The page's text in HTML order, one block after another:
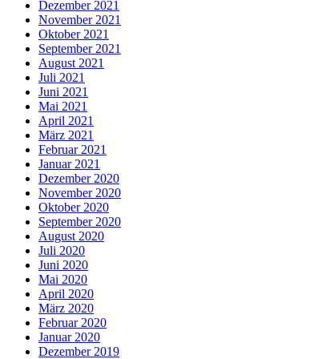
Dezember 2021
November 2021
Oktober 2021
September 2021
August 2021
Juli 2021
Juni 2021
Mai 2021
April 2021
März 2021
Februar 2021
Januar 2021
Dezember 2020
November 2020
Oktober 2020
September 2020
August 2020
Juli 2020
Juni 2020
Mai 2020
April 2020
März 2020
Februar 2020
Januar 2020
Dezember 2019